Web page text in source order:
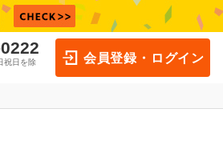
祝日を除
会員登録・ログイン